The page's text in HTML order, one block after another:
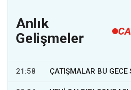
Anlık
Gelişmeler
21:58 ÇATIŞMALAR BU GECE